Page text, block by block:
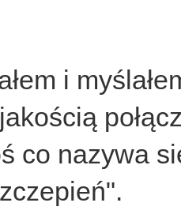
i
co nazywa